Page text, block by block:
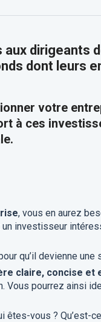
aux dirigeants
dont leurs
votre
à ces
, vous en aurez
investisseur
qu’il devienne une
claire, concise et
Vous pourrez ainsi
êtes-vous ? Qu’est-